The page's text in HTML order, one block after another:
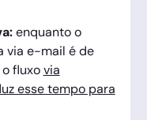
enquanto o
via e-mail é de
fluxovia
esse tempo para